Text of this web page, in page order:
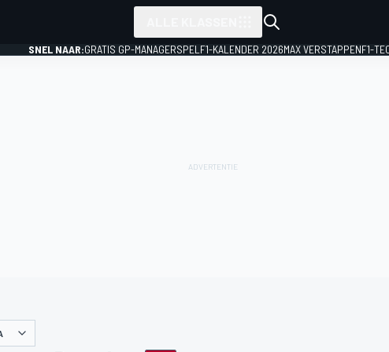
SNEL NAAR:GRATIS GP-MANAGERSPEL F1-KALENDER 2026MAX VERSTAPPENF1-